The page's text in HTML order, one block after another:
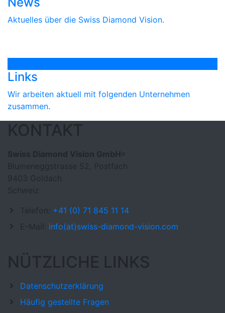
Aktuelles über die Swiss Diamond Vision.
Links
Wir arbeiten aktuell mit folgenden Unternehmen
zusammen.
KONTAKT
Swiss Diamond Vision GmbH
Blumeneggstrasse 52, Postfach
9403 Goldach
Schweiz
Telefon:
+41 (0) 71 845 11 14
E-Mail:
info(at)swiss-diamond-vision.com
NÜTZLICHE LINKS
Datenschutzerklärung
Häufig gestellte Fragen